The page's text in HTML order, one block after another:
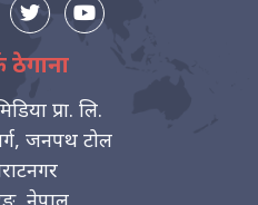
ठेगाना
प्रा. लि.
जनपथ टोल
नेपाल